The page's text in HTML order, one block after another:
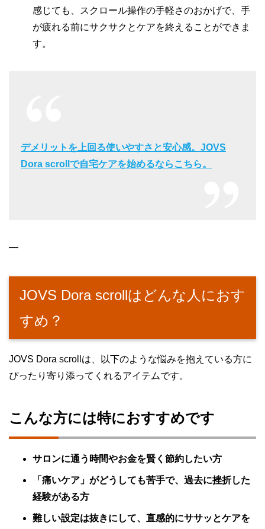
感じても、スクロール操作の手軽さのおかげで、手
が疲れる前にサクサクとケアを終えることができま
す。
デメリットを上回る使いやすさと安心感。JOVS
Dora scrollで自宅ケアを始めるならこちら。
—
JOVS Dora scrollはどんな人におす
すめ？
JOVS Dora scrollは、以下のような悩みを抱えている方に
ぴったり寄り添ってくれるアイテムです。
こんな方には特におすすめです
サロンに通う時間やお金を賢く節約したい方
「痛いケア」がどうしても苦手で、過去に挫折した
経験がある方
難しい設定は抜きにして、直感的にササッとケアを